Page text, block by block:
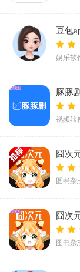
豆包
娱乐软
豚豚
视频软
囧次
图书杂
囧次
图书杂